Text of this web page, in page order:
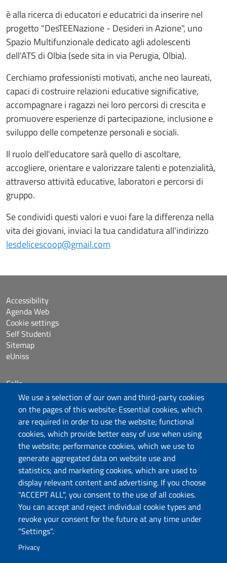
We use a selection of our own and third-party cookies
on the pages of this website: Essential cookies, which
are required in order to use the website; functional
cookies, which provide better easy of use when using
the website; performance cookies, which we use to
generate aggregated data on website use and
statistics; and marketing cookies, which are used to
display relevant content and advertising. If you choose
"ACCEPT ALL", you consent to the use of all cookies.
You can accept and reject individual cookie types and
revoke your consent for the future at any time under
"Settings".
Privacy
è alla ricerca di educatori e educatrici da inserire nel
progetto "DesTEENazione - Desideri in Azione", uno
Spazio Multifunzionale dedicato agli adolescenti
dell'ATS di Olbia (sede sita in via Perugia, Olbia).
Cerchiamo professionisti motivati, anche neo laureati,
capaci di costruire relazioni educative significative,
accompagnare i ragazzi nei loro percorsi di crescita e
promuovere esperienze di partecipazione, inclusione e
sviluppo delle competenze personali e sociali.
Il ruolo dell'educatore sarà quello di ascoltare,
accogliere, orientare e valorizzare talenti e potenzialità,
attraverso attività educative, laboratori e percorsi di
gruppo.
Se condividi questi valori e vuoi fare la differenza nella
vita dei giovani, inviaci la tua candidatura all'indirizzo
lesdelicescoop@gmail.com
Università degli Studi di Sassari
Dipartimento di Storia, Scienze dell’Uomo e
della Formazione
Via Maurizio Zanfarino 62, 07100 Sassari
PEC: dip.storia.scienze.formazione@pec.uniss.it
www.uniss.it
Accessibility
Agenda Web
Cookie settings
Self Studenti
Sitemap
eUniss
Calls
Dichiarazione di accessibilità
Posta elettronica @uniss.it
Protocollo
Follow us